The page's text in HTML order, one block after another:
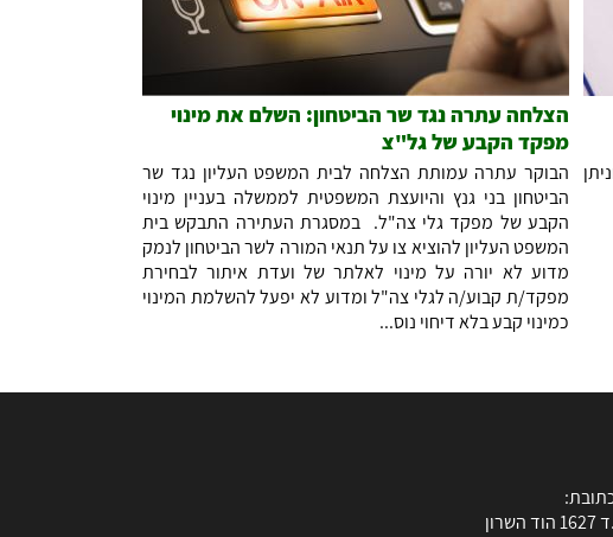
הצלחה עתרה נגד שר הביטחון: השלם את מינוי
מפקד הקבע של גל"צ
הבוקר עתרה עמותת הצלחה לבית המשפט העליון נגד שר
הביטחון בני גנץ והיועצת המשפטית לממשלה בעניין מינוי
הקבע של מפקד גלי צה"ל. במסגרת העתירה התבקש בית
המשפט העליון להוציא צו על תנאי המורה לשר הביטחון לנמק
מדוע לא יורה על מינוי לאלתר של ועדת איתור לבחירת
מפקד/ת קבוע/ה לגלי צה"ל ומדוע לא יפעל להשלמת המינוי
כמינוי קבע בלא דיחוי נוס...
השרון